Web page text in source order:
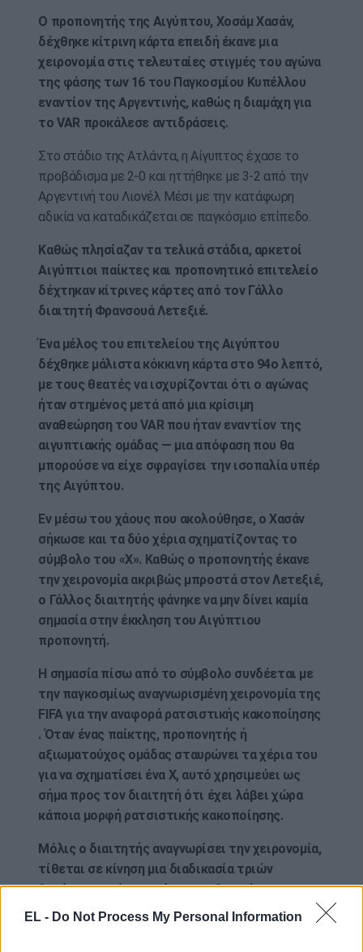
EL - Do Not Process My Personal Information
Ο προπονητής της Αιγύπτου, Χοσάμ Χασάν,
δέχθηκε κίτρινη κάρτα επειδή έκανε μια
χειρονομία στις τελευταίες στιγμές του αγώνα
της φάσης των 16 του Παγκοσμίου Κυπέλλου
εναντίον της Αργεντινής, καθώς η διαμάχη για
το VAR προκάλεσε αντιδράσεις.
Στο στάδιο της Ατλάντα, η Αίγυπτος έχασε το
προβάδισμα με 2-0 και ηττήθηκε με 3-2 από την
Αργεντινή του Λιονέλ Μέσι με την κατάφωρη
αδικία να καταδικάζεται σε παγκόσμιο επίπεδο.
Καθώς πλησίαζαν τα τελικά στάδια, αρκετοί
Αιγύπτιοι παίκτες και προπονητικό επιτελείο
δέχτηκαν κίτρινες κάρτες από τον Γάλλο
διαιτητή Φρανσουά Λετεξιέ.
Ένα μέλος του επιτελείου της Αιγύπτου
δέχθηκε μάλιστα κόκκινη κάρτα στο 94ο λεπτό,
με τους θεατές να ισχυρίζονται ότι ο αγώνας
ήταν στημένος μετά από μια κρίσιμη
αναθεώρηση του VAR που ήταν εναντίον της
αιγυπτιακής ομάδας — μια απόφαση που θα
μπορούσε να είχε σφραγίσει την ισοπαλία υπέρ
της Αιγύπτου.
Εν μέσω του χάους που ακολούθησε, ο Χασάν
σήκωσε και τα δύο χέρια σχηματίζοντας το
σύμβολο του «Χ». Καθώς ο προπονητής έκανε
την χειρονομία ακριβώς μπροστά στον Λετεξιέ,
ο Γάλλος διαιτητής φάνηκε να μην δίνει καμία
σημασία στην έκκληση του Αιγύπτιου
προπονητή.
Η σημασία πίσω από το σύμβολο συνδέεται με
την παγκοσμίως αναγνωρισμένη χειρονομία της
FIFA για την αναφορά ρατσιστικής κακοποίησης
. Όταν ένας παίκτης, προπονητής ή
αξιωματούχος ομάδας σταυρώνει τα χέρια του
για να σχηματίσει ένα Χ, αυτό χρησιμεύει ως
σήμα προς τον διαιτητή ότι έχει λάβει χώρα
κάποια μορφή ρατσιστικής κακοποίησης.
Μόλις ο διαιτητής αναγνωρίσει την χειρονομία,
τίθεται σε κίνηση μια διαδικασία τριών
βημάτων κατά την κρίση του, ξεκινώντας με την
άμεση διακοπή του αγώνα. Εάν η κακοποίηση